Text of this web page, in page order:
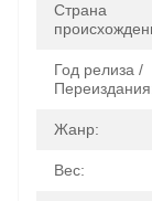
Страна
Год релиза /
Жанр:
Вес: